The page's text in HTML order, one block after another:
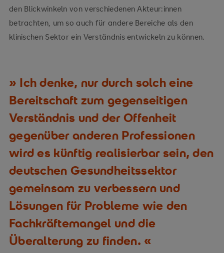
den Blickwinkeln von verschiedenen Akteur:innen
betrachten, um so auch für andere Bereiche als den
klinischen Sektor ein Verständnis entwickeln zu können.
Ich denke, nur durch solch eine
Bereitschaft zum gegenseitigen
Verständnis und der Offenheit
gegenüber anderen Professionen
wird es künftig realisierbar sein, den
deutschen Gesundheitssektor
gemeinsam zu verbessern und
Lösungen für Probleme wie den
Fachkräftemangel und die
Überalterung zu finden.